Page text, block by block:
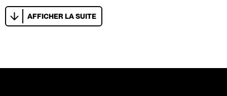
AFFICHER LA SUITE